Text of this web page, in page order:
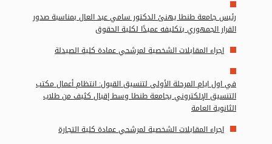
رئيس جامعة طنطا يهنئ الدكتور سامي عبد العال بمناسبة صدور
القرار الجمهوري بتكليفه عميدًا لكلية الحقوق
اجراء المقابلات الشخصية لمرشحي عمادة كلية الصيدلة
في اول ايام المرحلة الأولى لتنسيق القبول: انتظام أعمال مكتب
التنسيق الإلكتروني بجامعة طنطا وسط إقبال كثيف من طلاب
الثانوية العامة
اجراء المقابلات الشخصية لمرشحي عمادة كلية التجارة